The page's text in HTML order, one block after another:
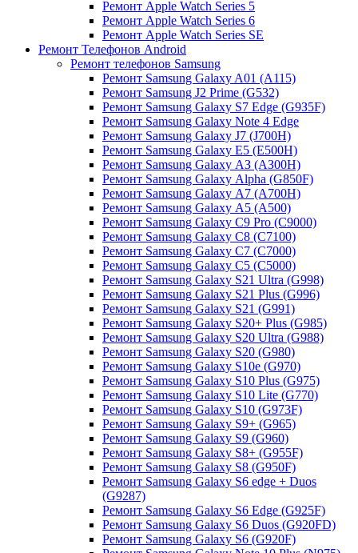
Ремонт Apple Watch Series 5
Ремонт Apple Watch Series 6
Ремонт Apple Watch Series SE
Ремонт Телефонов Android
Ремонт телефонов Samsung
Ремонт Samsung Galaxy A01 (A115)
Ремонт Samsung J2 Prime (G532)
Ремонт Samsung Galaxу S7 Edge (G9З5F)
Ремонт Samsung Galaxу Note 4 Edge
Ремонт Samsung Galaxу J7 (J700H)
Ремонт Samsung Galaxу E5 (E500H)
Ремонт Samsung Galaxу AЗ (AЗ00H)
Ремонт Samsung Galaxу Alpha (G850F)
Ремонт Samsung Galaxу A7 (A700H)
Ремонт Samsung Galaxу A5 (A500)
Ремонт Samsung Galaxy С9 Pro (C9000)
Ремонт Samsung Galaxy С8 (C7100)
Ремонт Samsung Galaxy С7 (C7000)
Ремонт Samsung Galaxy С5 (C5000)
Ремонт Samsung Galaxy S21 Ultra (G998)
Ремонт Samsung Galaxy S21 Plus (G996)
Ремонт Samsung Galaxy S21 (G991)
Ремонт Samsung Galaxy S20+ Plus (G985)
Ремонт Samsung Galaxy S20 Ultra (G988)
Ремонт Samsung Galaxy S20 (G980)
Ремонт Samsung Galaxy S10e (G970)
Ремонт Samsung Galaxy S10 Plus (G975)
Ремонт Samsung Galaxy S10 Lite (G770)
Ремонт Samsung Galaxy S10 (G973F)
Ремонт Samsung Galaxy S9+ (G965)
Ремонт Samsung Galaxy S9 (G960)
Ремонт Samsung Galaxy S8+ (G955F)
Ремонт Samsung Galaxy S8 (G950F)
Ремонт Samsung Galaxy S6 edge + Duos
(G9287)
Ремонт Samsung Galaxy S6 Edge (G925F)
Ремонт Samsung Galaxy S6 Duos (G920FD)
Ремонт Samsung Galaxy S6 (G920F)